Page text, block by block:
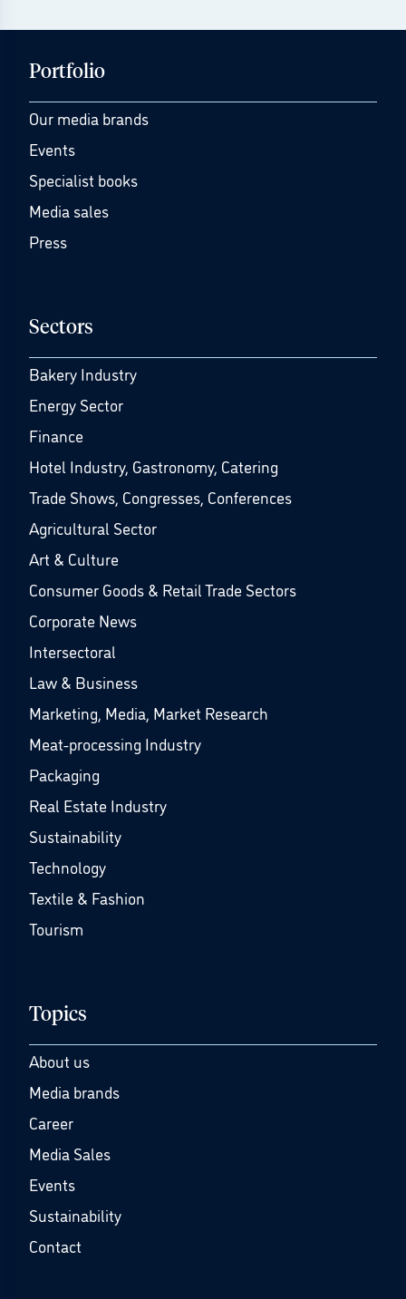
Portfolio
Our media brands
Events
Specialist books
Media sales
Press
Sectors
Bakery Industry
Energy Sector
Finance
Hotel Industry, Gastronomy, Catering
Trade Shows, Congresses, Conferences
Agricultural Sector
Art & Culture
Consumer Goods & Retail Trade Sectors
Corporate News
Intersectoral
Law & Business
Marketing, Media, Market Research
Meat-processing Industry
Packaging
Real Estate Industry
Sustainability
Technology
Textile & Fashion
Tourism
Topics
About us
Media brands
Career
Media Sales
Events
Sustainability
Contact